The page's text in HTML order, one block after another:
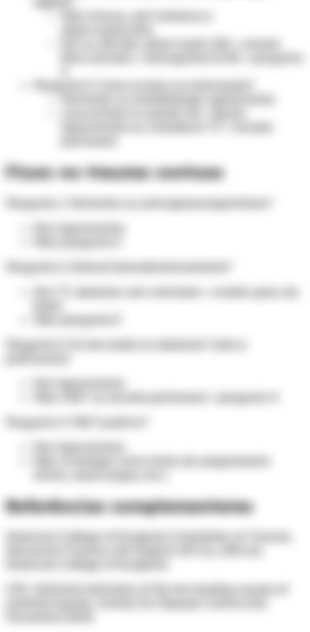
Sim ou dúvida: observação 24h + exame
Pergunta 3. Como evoluiu na internação?
Fluxo no trauma contuso
Pergunta 1. Peritonite ou (retro)pneumoperitônio?
Sim: laparotomia
Pergunta 2. Estável hemodinamicamente?
Não: pergunta 3
Pergunta 3. Só tem lesão no abdome? (não é
Sim: laparotomia
Não: FAST ou lavado peritoneal + pergunta 4
Pergunta 4. FAST positivo?
Sim: laparotomia
Não: investigar outra fonte de sangramento
Referências complementares
American College of Surgeons Committee on Trauma.
CDC. National estimates of the ten leading causes of